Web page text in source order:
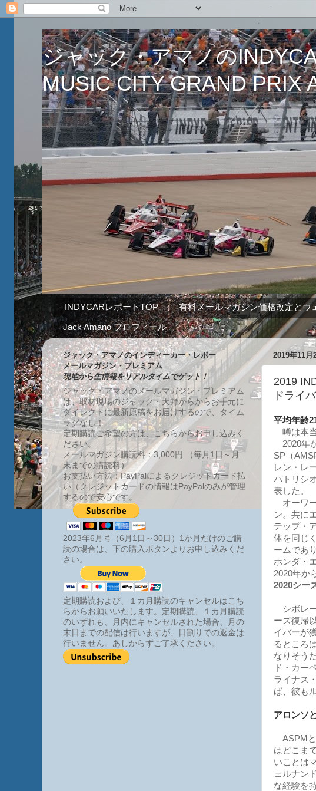
ジャック・アマノの
MUSIC CITY GRAND PRIX
INDYCARレポートTOP 有料メールマガジン価格改定とウ
Jack Amano プロフィール
2019年11月
2019
ドライ
平均年齢
噂は本当
2020年
SP（
レン・レ
パトリシ
表した。
オーワー
ン。共に
テップ・
体を同じ
ームであ
ホンダ・
2020年か
2020シー
シボレー
ーズ復帰
イバーが
るところ
なりそう
ド・カー
ライナス
ば、彼も
アロンソ
ASPMと
はどこま
いことは
ェルナン
な経験を
ジャック・アマノのインディーカー・レポー
メールマガジン・プレミアム
現地から生情報をリアルタイムでゲット！
ジャック・アマノのメールマガジン・プレミアム
は、取材現場のジャック・天野からからお手元に
ダイレクトに最新原稿をお届けするので、タイム
ラグなし！
定期購読ご希望の方は、こちらからお申し込みく
ださい。
メールマガジン購読料：3,000円 （毎月1日～月
末までの購読料）
お支払い方法：PayPalによるクレジットカード払
い（クレジットカードの情報はPayPalのみが管理
するので安心です。
2023年6月号（6月1日～30日）1か月だけのご購
読の場合は、下の購入ボタンよりお申し込みくだ
さい。
定期購読および、１カ月購読のキャンセルはこち
らからお願いいたします。定期購読、１カ月購読
のいずれも、月内にキャンセルされた場合、月の
末日までの配信は行いますが、日割りでの返金は
行いません。あしからずご了承ください。